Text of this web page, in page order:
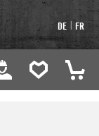
DE | FR